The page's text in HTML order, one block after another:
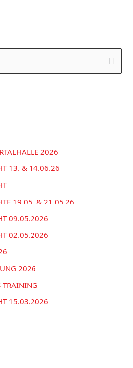
2026
13. & 14.06.26
19.05. & 21.05.26
09.05.2026
02.05.2026
2026
TRAINING
15.03.2026